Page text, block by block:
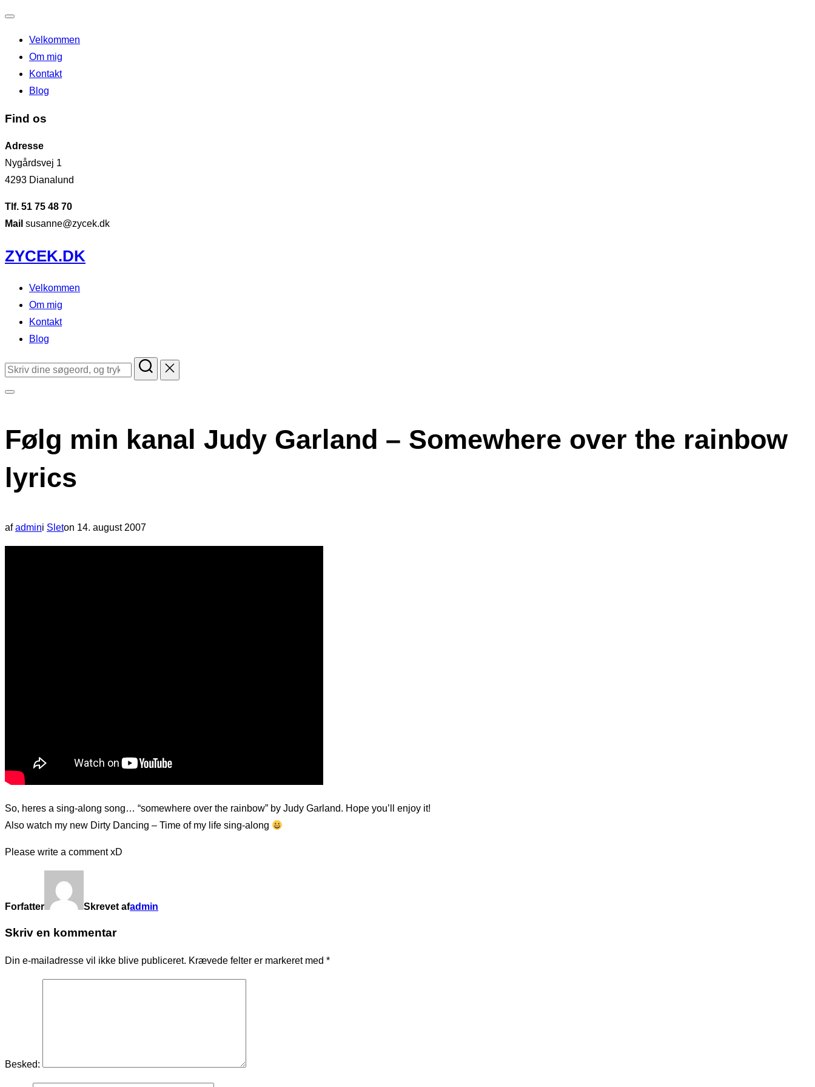
navigation
til/fra
Velkommen
Om mig
Kontakt
Blog
Find os
Adresse
Nygårdsvej 1
4293 Dianalund
Tlf. 51 75 48 70
Mail susanne@zycek.dk
Videre
til
indhold
ZYCEK.DK
Velkommen
Om mig
Kontakt
Blog
Søg
i
sidekolonne
til/fra
Følg min kanal Judy Garland – Somewhere over the rainbow
lyrics
afadmini Sleton Udgivet
d.
14. august 2007
So, heres a sing-along song… “somewhere over the rainbow” by Judy Garland. Hope you’ll enjoy it!
Also watch my new Dirty Dancing – Time of my life sing-along
Please write a comment xD
Forfatter Skrevet afadmin
Skriv en kommentar
Din e-mailadresse vil ikke blive publiceret. Krævede felter er markeret med *
Besked: